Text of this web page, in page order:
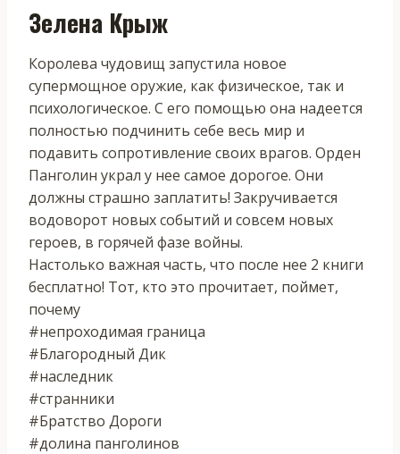
Зелена Крыж
Королева чудовищ запустила новое
супермощное оружие, как физическое, так и
психологическое. С его помощью она надеется
полностью подчинить себе весь мир и
подавить сопротивление своих врагов. Орден
Панголин украл у нее самое дорогое. Они
должны страшно заплатить! Закручивается
водоворот новых событий и совсем новых
героев, в горячей фазе войны.
Настолько важная часть, что после нее 2 книги
бесплатно! Тот, кто это прочитает, поймет,
почему
#непроходимая граница
#Благородный Дик
#наследник
#странники
#Братство Дороги
#долина панголинов